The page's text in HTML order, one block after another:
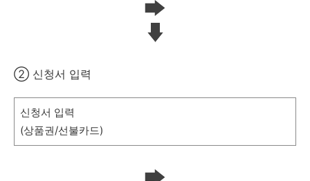
② 신청서 입력
신청서 입력
(상품권/선불카드)